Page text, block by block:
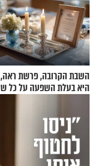
השבת הקרובה, פרשת ראה,
היא בעלת השפעה על כל